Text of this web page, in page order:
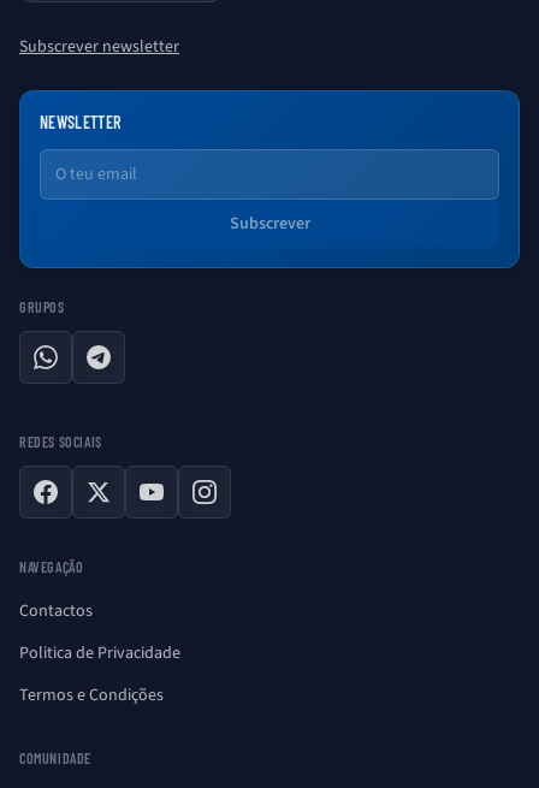
Subscrever newsletter
NEWSLETTER
Email
Subscrever
GRUPOS
WhatsAppTelegram
REDES SOCIAIS
Facebook
X YouTubeInstagram
NAVEGAÇÃO
Contactos
Politica de Privacidade
Termos e Condições
COMUNIDADE